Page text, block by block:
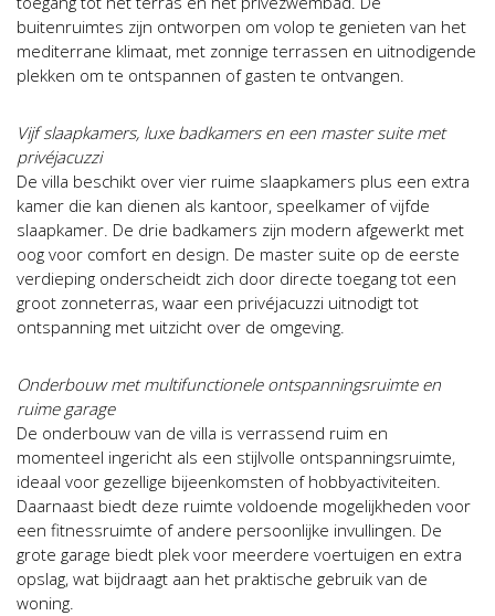
buitenruimtes zijn ontworpen om volop te genieten van het
mediterrane klimaat, met zonnige terrassen en uitnodigende
plekken om te ontspannen of gasten te ontvangen.
Vijf slaapkamers, luxe badkamers en een master suite met
privéjacuzzi
De villa beschikt over vier ruime slaapkamers plus een extra
kamer die kan dienen als kantoor, speelkamer of vijfde
slaapkamer. De drie badkamers zijn modern afgewerkt met
oog voor comfort en design. De master suite op de eerste
verdieping onderscheidt zich door directe toegang tot een
groot zonneterras, waar een privéjacuzzi uitnodigt tot
ontspanning met uitzicht over de omgeving.
Onderbouw met multifunctionele ontspanningsruimte en
ruime garage
De onderbouw van de villa is verrassend ruim en
momenteel ingericht als een stijlvolle ontspanningsruimte,
ideaal voor gezellige bijeenkomsten of hobbyactiviteiten.
Daarnaast biedt deze ruimte voldoende mogelijkheden voor
een fitnessruimte of andere persoonlijke invullingen. De
grote garage biedt plek voor meerdere voertuigen en extra
opslag, wat bijdraagt aan het praktische gebruik van de
woning.